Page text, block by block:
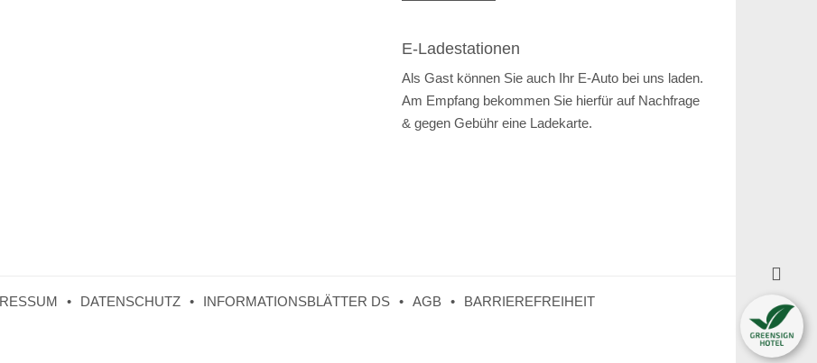
E-Ladestationen
Als Gast können Sie auch Ihr E-Auto bei uns laden.
Am Empfang bekommen Sie hierfür auf Nachfrage
& gegen Gebühr eine Ladekarte.
DATENSCHUTZ INFORMATIONSBLÄTTER DS AGB BARRIEREFREIHEIT
